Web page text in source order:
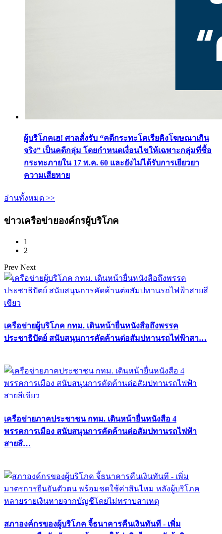
ผู้บริโภคเฮ! ศาลสั่งรับ “คดีกระทะโคเรียคิงโฆษณาเกิน
จริง” เป็นคดีกลุ่ม โดยกำหนดเงื่อนไขให้เฉพาะกลุ่มที่ซื้อ
กระทะภายใน 17 พ.ค. 60 และยังไม่ได้รับการเยียวยา
ความเสียหาย
อ่านทั้งหมด >>
ข่าวเครือข่ายองค์กรผู้บริโภค
1
2
Prev Next
เครือข่ายผู้บริโภค กทม. เดินหน้ายื่นหนังสือถึงพรรค
ประชาธิปัตย์ สนับสนุนการคัดค้านต่อสัมปทานรถไฟฟ้าสา…
เครือข่ายภาคประชาชน กทม. เดินหน้ายื่นหนังสือ 4
พรรคการเมือง สนับสนุนการคัดค้านต่อสัมปทานรถไฟฟ้า
สายสี…
สภาองค์กรของผู้บริโภค จี้ธนาคารคืนเงินทันที - เพิ่ม